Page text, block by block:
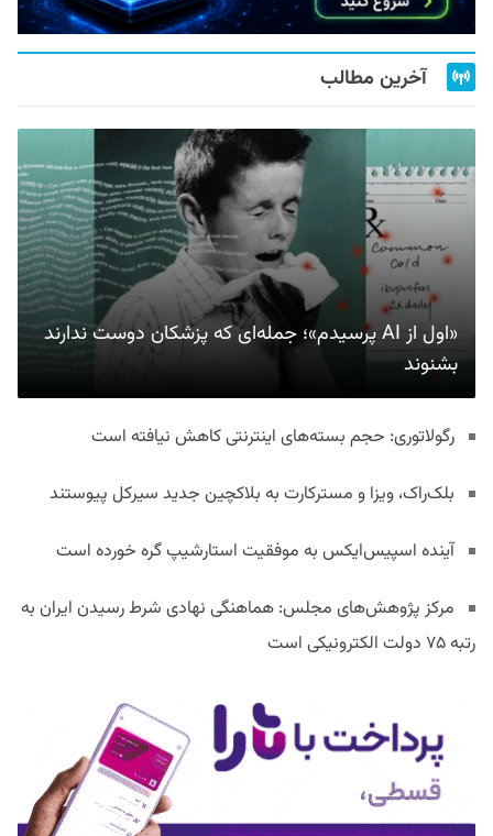
آخرین مطالب
«اول از AI پرسیدم»؛ جمله‌ای که پزشکان دوست ندارند
بشنوند
رگولاتوری: حجم بسته‌های اینترنتی کاهش نیافته است
بلک‌راک، ویزا و مسترکارت به بلاکچین جدید سیرکل پیوستند
آینده اسپیس‌ایکس به موفقیت استارشیپ گره خورده است
مرکز پژوهش‌های مجلس: هماهنگی نهادی شرط رسیدن ایران به
رتبه ۷۵ دولت الکترونیکی است